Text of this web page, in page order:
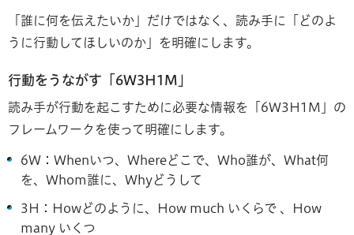
「誰に何を伝えたいか」だけではなく、読み手に「どのよ
うに行動してほしいのか」を明確にします。
行動をうながす「6W3H1M」
読み手が行動を起こすために必要な情報を「6W3H1M」の
フレームワークを使って明確にします。
6W：Whenいつ、Whereどこで、Who誰が、What何
を、Whom誰に、Whyどうして
3H：Howどのように、How much いくらで 、How
many いくつ